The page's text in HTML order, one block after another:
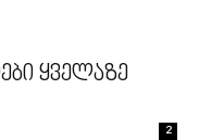
ყველაზე
2